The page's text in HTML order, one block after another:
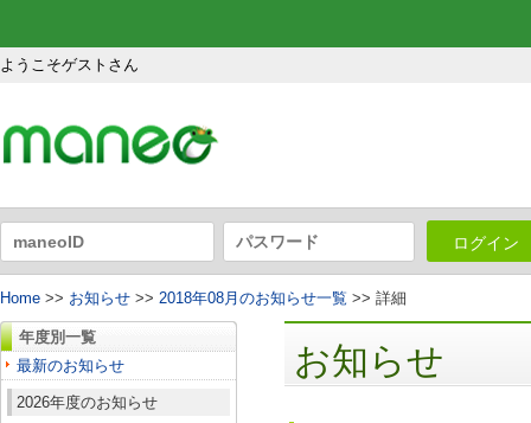
ようこそゲストさん
ログイン
Home >> お知らせ >> 2018年08月のお知らせ一覧 >> 詳細
年度別一覧
最新のお知らせ
2026年度のお知らせ
お知らせ